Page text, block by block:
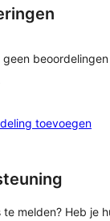
geen beoordelingen
toevoegen
te melden? Heb je